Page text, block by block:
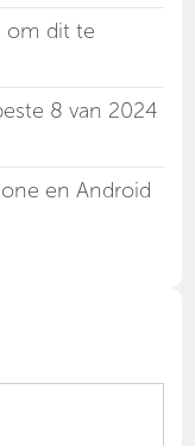
om dit te
8 van 2024
en Android